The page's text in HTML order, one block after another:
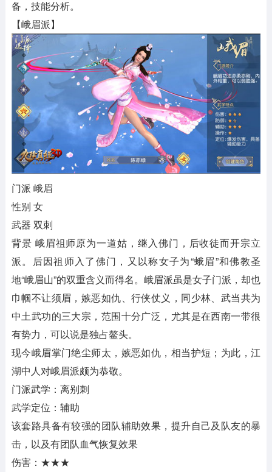
备，技能分析。
【峨眉派】
门派 峨眉
性别 女
武器 双刺
背景 峨眉祖师原为一道姑，继入佛门，后收徒而开宗立
派。后因祖师入了佛门，又以称女子为“蛾眉”和佛教圣
地“峨眉山”的双重含义而得名。峨眉派虽是女子门派，却也
巾帼不让须眉，嫉恶如仇、行侠仗义，同少林、武当共为
中土武功的三大宗，范围十分广泛，尤其是在西南一带很
有势力，可以说是独占鳌头。
现今峨眉掌门绝尘师太，嫉恶如仇，相当护短；为此，江
湖中人对峨眉派颇为恭敬。
门派武学：离别刺
武学定位：辅助
该套路具备有较强的团队辅助效果，提升自己及队友的暴
击，以及有团队血气恢复效果
伤害：★★★